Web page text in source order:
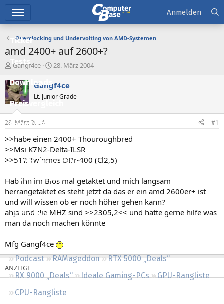
Ticker
Tests
Downloads
Preisvergleich
Forum
Aktuelles
Empfohlene Inhalte
Neue Beiträge
Neueste Aktivitäten
Leserartikel
Podcast RAMageddon
RTX 5000 „Deals“
RX 9000 „Deals“
Ideale Gaming-PCs
GPU-Rangliste
CPU-Rangliste
Anmelden
Overclocking und Undervolting von AMD-Systemen
amd 2400+ auf 2600+?
E
s
t
e
e
r
Gangf4ce
E
s
t
e
t
a
m
28. März 2004
Gangf4ce
Lt. Junior Grade
28. März 2004 #1
>>habe einen 2400+ Thouroughbred
>>Msi K7N2-Delta-ILSR
>>512 Twinmos DDr-400 (Cl2,5)
Hab ihn im Bios mal getaktet und mich langsam
herrangetaktet es steht jetzt da das er ein amd 2600er+ ist
und will wissen ob er noch höher gehen kann?
ahja und die MHZ sind >>2305,2<< und hätte gerne hilfe was
man da noch machen könnte
Mfg Gangf4ce